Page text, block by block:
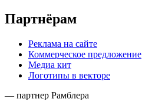
Партнёрам
Реклама на сайте
Коммерческое предложение
Медиа кит
Логотипы в векторе
— партнер Рамблера